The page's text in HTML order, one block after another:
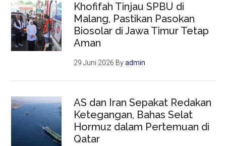
Khofifah Tinjau SPBU di
Malang, Pastikan Pasokan
Biosolar di Jawa Timur Tetap
Aman
29 Juni 2026 Byadmin
AS dan Iran Sepakat Redakan
Ketegangan, Bahas Selat
Hormuz dalam Pertemuan di
Qatar